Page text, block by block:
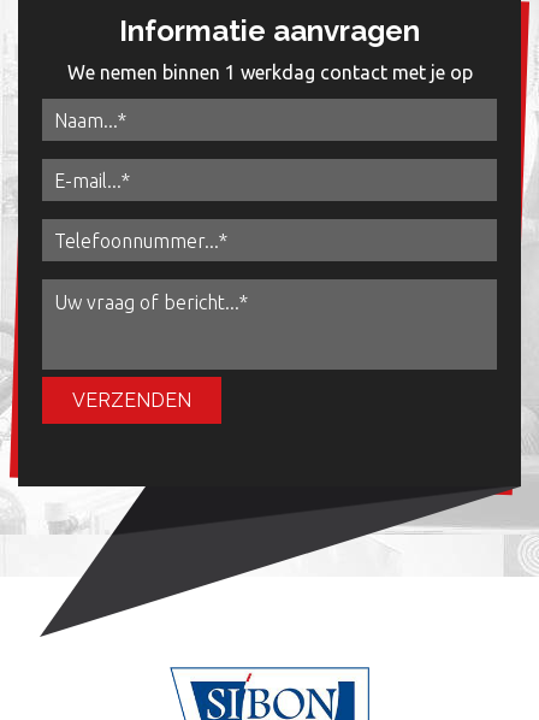
Informatie aanvragen
We nemen binnen 1 werkdag contact met je op
VERZENDEN